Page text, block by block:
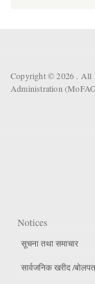
Copyright © 2026 . All
Administration
Notices
सूचना तथा समाचार
सार्वजनिक खरीद /